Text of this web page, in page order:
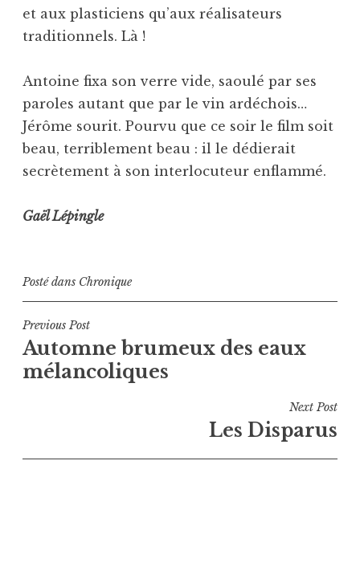
et aux plasticiens qu’aux réalisateurs
traditionnels. Là !
Antoine fixa son verre vide, saoulé par ses
paroles autant que par le vin ardéchois…
Jérôme sourit. Pourvu que ce soir le film soit
beau, terriblement beau : il le dédierait
secrètement à son interlocuteur enflammé.
Gaël Lépingle
Posté dans Chronique
Navigation
de
l’article
Previous Post
Automne brumeux des eaux
mélancoliques
Next Post
Les Disparus